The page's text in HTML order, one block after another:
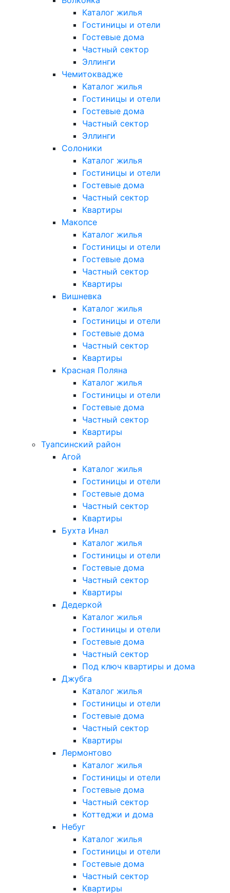
Каталог жилья
Гостиницы и отели
Гостевые дома
Частный сектор
Эллинги
Чемитоквадже
Каталог жилья
Гостиницы и отели
Гостевые дома
Частный сектор
Эллинги
Солоники
Каталог жилья
Гостиницы и отели
Гостевые дома
Частный сектор
Квартиры
Макопсе
Каталог жилья
Гостиницы и отели
Гостевые дома
Частный сектор
Квартиры
Вишневка
Каталог жилья
Гостиницы и отели
Гостевые дома
Частный сектор
Квартиры
Красная Поляна
Каталог жилья
Гостиницы и отели
Гостевые дома
Частный сектор
Квартиры
Туапсинский район
Агой
Каталог жилья
Гостиницы и отели
Гостевые дома
Частный сектор
Квартиры
Бухта Инал
Каталог жилья
Гостиницы и отели
Гостевые дома
Частный сектор
Квартиры
Дедеркой
Каталог жилья
Гостиницы и отели
Гостевые дома
Частный сектор
Под ключ квартиры и дома
Джубга
Каталог жилья
Гостиницы и отели
Гостевые дома
Частный сектор
Квартиры
Лермонтово
Каталог жилья
Гостиницы и отели
Гостевые дома
Частный сектор
Коттеджи и дома
Небуг
Каталог жилья
Гостиницы и отели
Гостевые дома
Частный сектор
Квартиры